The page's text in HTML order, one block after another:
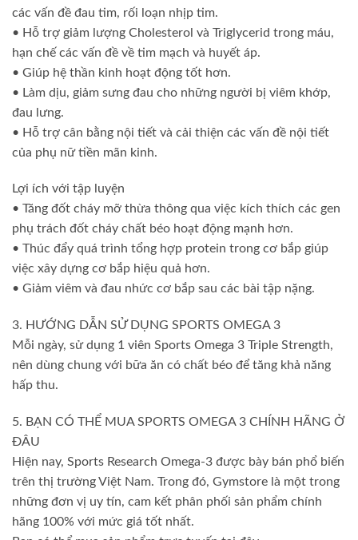
các vấn đề đau tim, rối loạn nhịp tim.
• Hỗ trợ giảm lượng Cholesterol và Triglycerid trong máu,
hạn chế các vấn đề về tim mạch và huyết áp.
• Giúp hệ thần kinh hoạt động tốt hơn.
• Làm dịu, giảm sưng đau cho những người bị viêm khớp,
đau lưng.
• Hỗ trợ cân bằng nội tiết và cải thiện các vấn đề nội tiết
của phụ nữ tiền mãn kinh.
Lợi ích với tập luyện
• Tăng đốt cháy mỡ thừa thông qua việc kích thích các gen
phụ trách đốt cháy chất béo hoạt động mạnh hơn.
• Thúc đẩy quá trình tổng hợp protein trong cơ bắp giúp
việc xây dựng cơ bắp hiệu quả hơn.
• Giảm viêm và đau nhức cơ bắp sau các bài tập nặng.
3. HƯỚNG DẪN SỬ DỤNG SPORTS OMEGA 3
Mỗi ngày, sử dụng 1 viên Sports Omega 3 Triple Strength,
nên dùng chung với bữa ăn có chất béo để tăng khả năng
hấp thu.
5. BẠN CÓ THỂ MUA SPORTS OMEGA 3 CHÍNH HÃNG Ở
ĐÂU
Hiện nay, Sports Research Omega-3 được bày bán phổ biến
trên thị trường Việt Nam. Trong đó, Gymstore là một trong
những đơn vị uy tín, cam kết phân phối sản phẩm chính
hãng 100% với mức giá tốt nhất.